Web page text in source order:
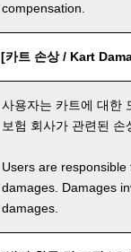
compensation.
[카트 손상 / Kart
사용자는 카트에 대한
보험 회사가 관련된
Users are
damages. Damages
damages.